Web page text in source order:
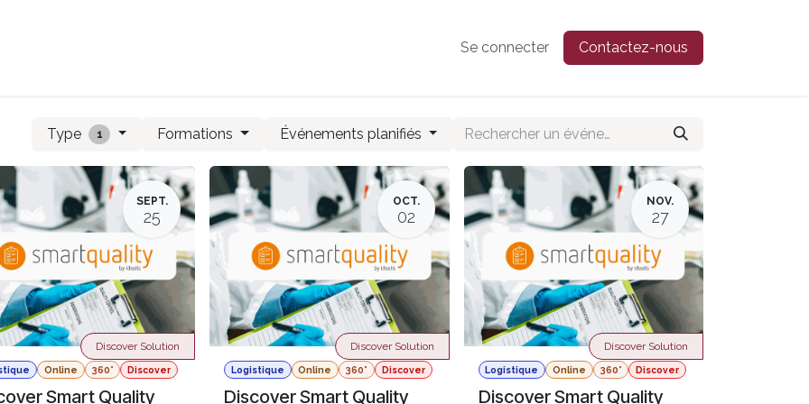
Se connecter Contactez-nous
Type 1 Formations Événements planifiés
SEPT.
25
Online 360° Discover
Smart Quality
Discover Solution
OCT.
02
Logistique Online 360° Discover
Discover Smart Quality
Discover Solution
NOV.
27
Logistique Online 360° Discover
Discover Smart Quality
Discover Solution